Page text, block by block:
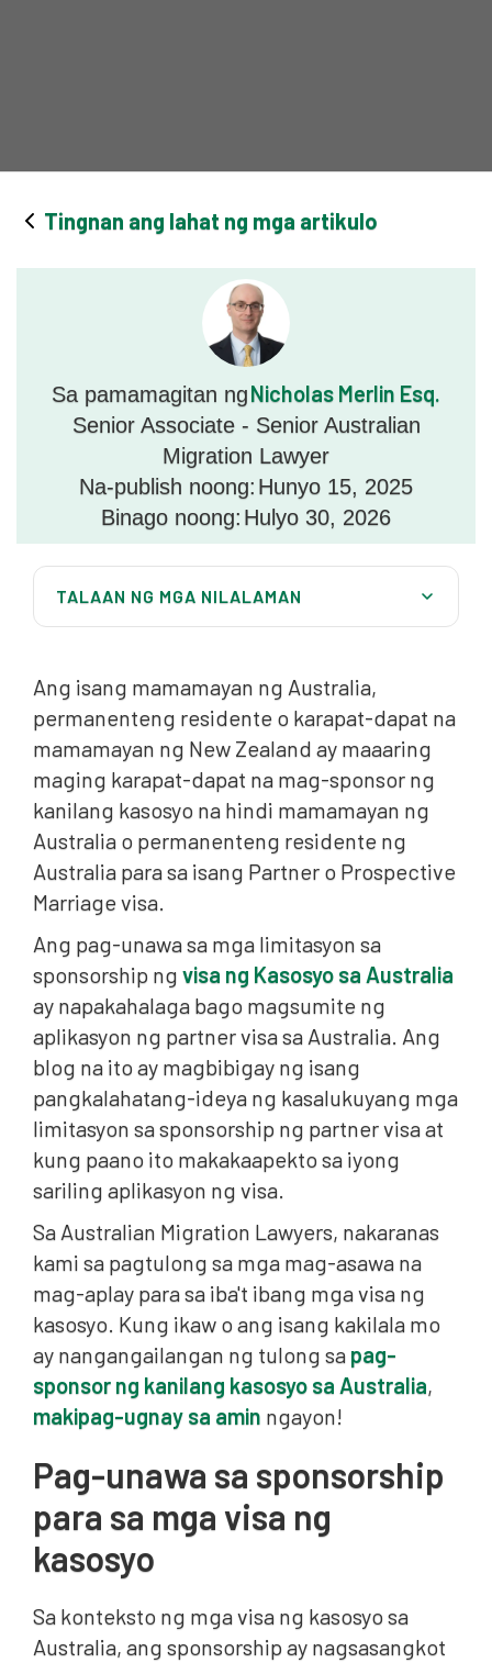
Tingnan ang lahat ng mga artikulo
Sa pamamagitan ngNicholas Merlin Esq.
Senior Associate - Senior Australian
Migration Lawyer
Na-publish noong: Hunyo 15, 2025
Binago noong: Hulyo 30, 2026
TALAAN NG MGA NILALAMAN
Paano makakatulong ang Australian Migration
Lawyers
Ang isang mamamayan ng Australia,
permanenteng residente o karapat-dapat na
mamamayan ng New Zealand ay maaaring
maging karapat-dapat na mag-sponsor ng
kanilang kasosyo na hindi mamamayan ng
Australia o permanenteng residente ng
Australia para sa isang Partner o Prospective
Marriage visa.
Ang pag-unawa sa mga limitasyon sa
sponsorship ng visa ng Kasosyo sa Australia
ay napakahalaga bago magsumite ng
aplikasyon ng partner visa sa Australia. Ang
blog na ito ay magbibigay ng isang
pangkalahatang-ideya ng kasalukuyang mga
limitasyon sa sponsorship ng partner visa at
kung paano ito makakaapekto sa iyong
sariling aplikasyon ng visa.
Sa Australian Migration Lawyers, nakaranas
kami sa pagtulong sa mga mag-asawa na
mag-aplay para sa iba't ibang mga visa ng
kasosyo. Kung ikaw o ang isang kakilala mo
ay nangangailangan ng tulong sa pag-
sponsor ng kanilang kasosyo sa Australia,
makipag-ugnay sa amin ngayon!
Pag-unawa sa sponsorship
para sa mga visa ng
kasosyo
Sa konteksto ng mga visa ng kasosyo sa
Australia, ang sponsorship ay nagsasangkot